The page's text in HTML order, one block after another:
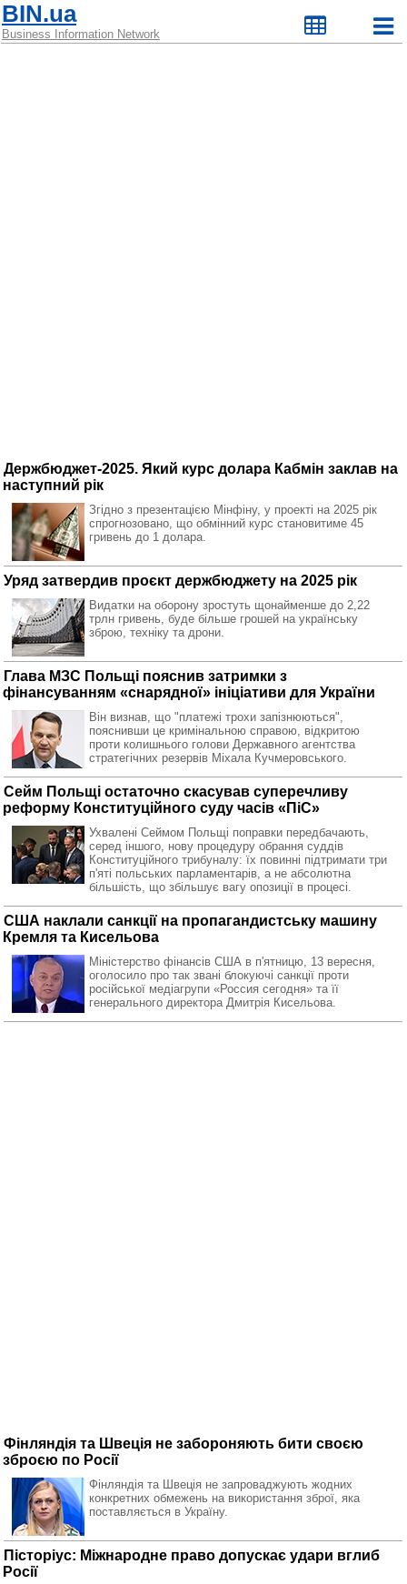
BIN.ua
Business Information Network
Держбюджет-2025. Який курс долара Кабмін заклав на
наступний рік
Згідно з презентацією Мінфіну, у проекті на 2025 рік
спрогнозовано, що обмінний курс становитиме 45
гривень до 1 долара.
Уряд затвердив проєкт держбюджету на 2025 рік
Видатки на оборону зростуть щонайменше до 2,22
трлн гривень, буде більше грошей на українську
зброю, техніку та дрони.
Глава МЗС Польщі пояснив затримки з
фінансуванням «снарядної» ініціативи для України
Він визнав, що "платежі трохи запізнюються",
пояснивши це кримінальною справою, відкритою
проти колишнього голови Державного агентства
стратегічних резервів Міхала Кучмеровського.
Сейм Польщі остаточно скасував суперечливу
реформу Конституційного суду часів «ПіС»
Ухвалені Сеймом Польщі поправки передбачають,
серед іншого, нову процедуру обрання суддів
Конституційного трибуналу: їх повинні підтримати три
п'яті польських парламентарів, а не абсолютна
більшість, що збільшує вагу опозиції в процесі.
США наклали санкції на пропагандистську машину
Кремля та Кисельова
Міністерство фінансів США в п'ятницю, 13 вересня,
оголосило про так звані блокуючі санкції проти
російської медіагрупи «Россия сегодня» та її
генерального директора Дмитрія Кисельова.
Фінляндія та Швеція не забороняють бити своєю
зброєю по Росії
Фінляндія та Швеція не запроваджують жодних
конкретних обмежень на використання зброї, яка
поставляється в Україну.
Пісторіус: Міжнародне право допускає удари вглиб
Росії